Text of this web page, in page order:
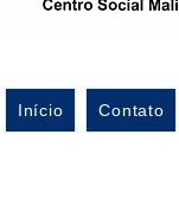
Início Contato